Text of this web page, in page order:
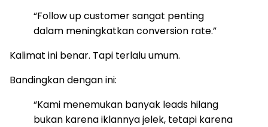
“Follow up customer sangat penting
dalam meningkatkan conversion rate.”
Kalimat ini benar. Tapi terlalu umum.
Bandingkan dengan ini:
“Kami menemukan banyak leads hilang
bukan karena iklannya jelek, tetapi karena